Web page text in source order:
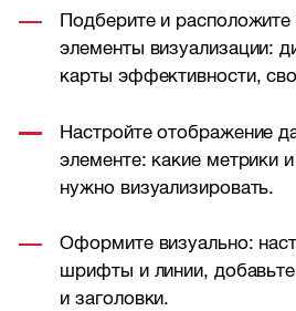
Подберите и
элементы визуализации:
карты эффективности,
Настройте отображение
элементе: какие метрики
нужно визуализировать.
Оформите визуально:
шрифты и линии,
и заголовки.